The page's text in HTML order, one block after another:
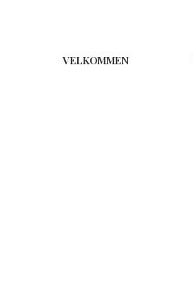
VELKOMMEN